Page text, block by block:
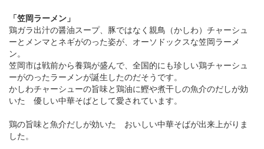
「笠岡ラーメン」
鶏ガラ出汁の醤油スープ、豚ではなく親鳥（かしわ）チャーシュ
ーとメンマとネギがのった姿が、オーソドックスな笠岡ラーメ
ン。
笠岡市は戦前から養鶏が盛んで、全国的にも珍しい鶏チャーシュ
ーがのったラーメンが誕生したのだそうです。
かしわチャーシューの旨味と鶏油に鰹や煮干しの魚介のだしが効
いた 優しい中華そばとして愛されています。
鶏の旨味と魚介だしが効いた おいしい中華そばが出来上がりま
した。